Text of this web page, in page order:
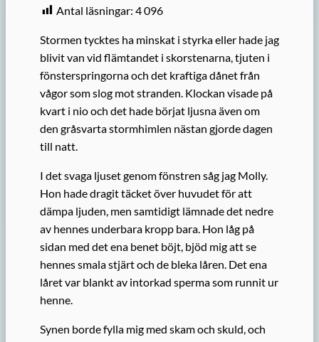
Antal läsningar: 4 096
Stormen tycktes ha minskat i styrka eller hade jag
blivit van vid flämtandet i skorstenarna, tjuten i
fönsterspringorna och det kraftiga dånet från
vågor som slog mot stranden. Klockan visade på
kvart i nio och det hade börjat ljusna även om
den gråsvarta stormhimlen nästan gjorde dagen
till natt.
I det svaga ljuset genom fönstren såg jag Molly.
Hon hade dragit täcket över huvudet för att
dämpa ljuden, men samtidigt lämnade det nedre
av hennes underbara kropp bara. Hon låg på
sidan med det ena benet böjt, bjöd mig att se
hennes smala stjärt och de bleka låren. Det ena
låret var blankt av intorkad sperma som runnit ur
henne.
Synen borde fylla mig med skam och skuld, och